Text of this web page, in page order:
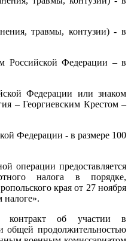
травмы, контузии) - в
Российской Федерации – в
Федерации или знаком
– Георгиевским Крестом –
Федерации - в размере 100
операции предоставляется
налога в порядке,
края от 27 ноября
налоге».
контракт об участии в
общей продолжительностью